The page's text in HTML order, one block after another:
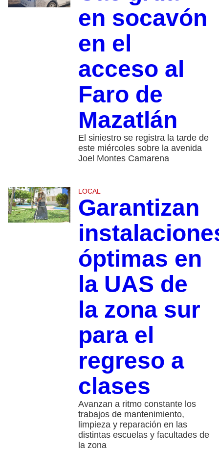
en socavón
en el
acceso al
Faro de
Mazatlán
El siniestro se registra la tarde de
este miércoles sobre la avenida
Joel Montes Camarena
LOCAL
Garantizan
óptimas en
la UAS de
la zona sur
para el
regreso a
clases
​Avanzan a ritmo constante los
trabajos de mantenimiento,
limpieza y reparación en las
distintas escuelas y facultades de
la zona